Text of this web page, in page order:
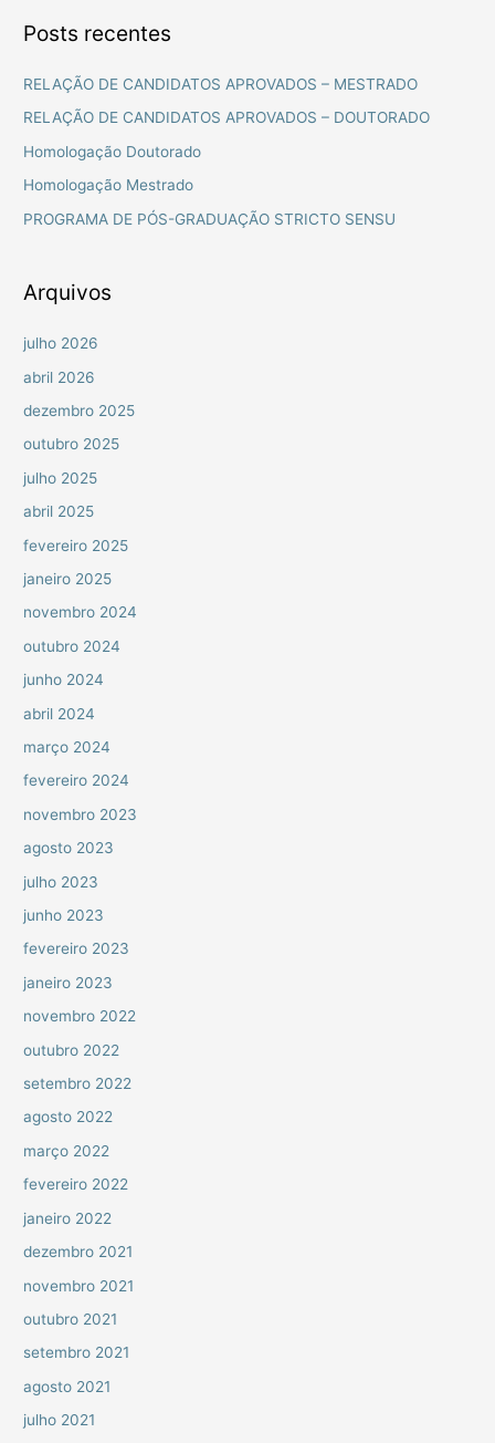
q
u
r
p
r
Posts recentes
RELAÇÃO DE CANDIDATOS APROVADOS – MESTRADO
RELAÇÃO DE CANDIDATOS APROVADOS – DOUTORADO
Homologação Doutorado
Homologação Mestrado
PROGRAMA DE PÓS-GRADUAÇÃO STRICTO SENSU
Arquivos
julho 2026
abril 2026
dezembro 2025
outubro 2025
julho 2025
abril 2025
fevereiro 2025
janeiro 2025
novembro 2024
outubro 2024
junho 2024
abril 2024
março 2024
fevereiro 2024
novembro 2023
agosto 2023
julho 2023
junho 2023
fevereiro 2023
janeiro 2023
novembro 2022
outubro 2022
setembro 2022
agosto 2022
março 2022
fevereiro 2022
janeiro 2022
dezembro 2021
novembro 2021
outubro 2021
setembro 2021
agosto 2021
julho 2021